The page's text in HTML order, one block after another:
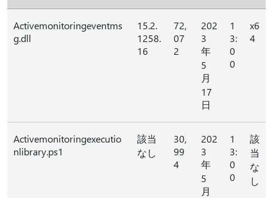
Activemonitoringeventms
g.dll
15.2.
1258.
16
72,
07
2
202
3
年
5
月
17
日
1
3:
0
0
x6
4
Activemonitoringexecutio
nlibrary.ps1
該当
なし
30,
99
4
202
3
年
5
月
1
3:
0
0
該
当
な
し